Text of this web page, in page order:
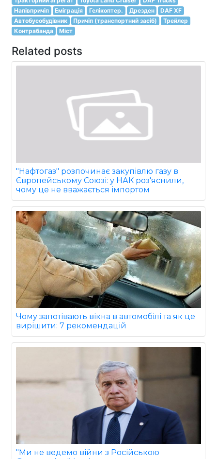
Напівпричіп
Еміграція Гелікоптер. Дрезден
DAF XF
Автобусобудівник
Причіп (транспортний засіб)
Трейлер
Контрабанда
Міст
Related posts
"Нафтогаз" розпочинає закупівлю газу в
Європейському Союзі: у НАК роз'яснили,
чому це не вважається імпортом
Чому запотівають вікна в автомобілі та як це
вирішити: 7 рекомендацій
"Ми не ведемо війни з Російською